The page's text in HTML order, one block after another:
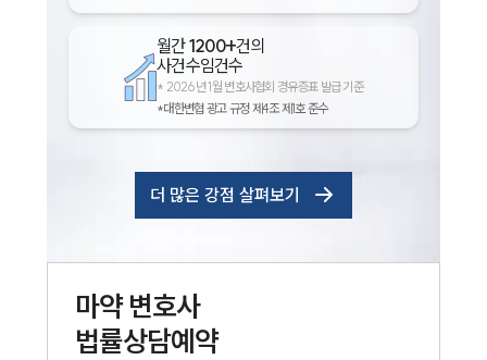
월간1200+건의
사건수임건수
* 2026년 1월 변호사협회 경유증표 발급 기준
*대한변협 광고 규정 제4조 제1호 준수
더 많은 강점 살펴보기
마약변호사
법률상담예약